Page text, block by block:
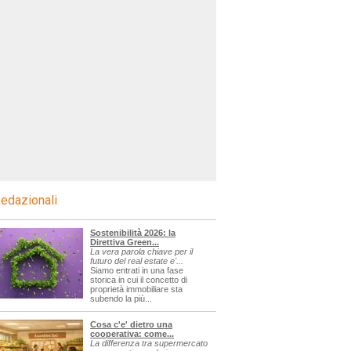
Sostenibilità 2026: la
Direttiva Green...
La vera parola chiave per il
futuro del real estate e'...
Siamo entrati in una fase
storica in cui il concetto di
proprietà immobiliare sta
subendo la più...
Cosa c'e' dietro una
cooperativa: come...
La differenza tra supermercato